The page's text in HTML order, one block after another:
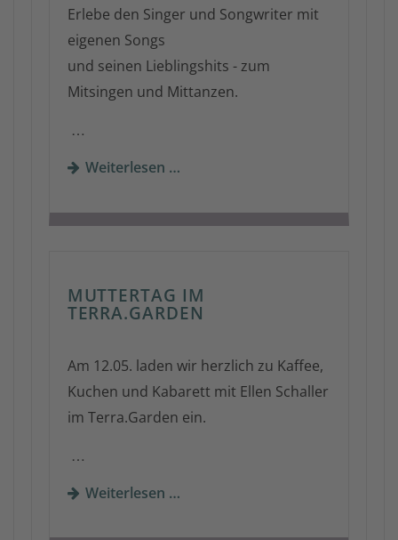
Erlebe den Singer und Songwriter mit
eigenen Songs
und seinen Lieblingshits - zum
Mitsingen und Mittanzen.
…
Weiterlesen …
MUTTERTAG IM
TERRA.GARDEN
Am 12.05. laden wir herzlich zu Kaffee,
Kuchen und Kabarett mit Ellen Schaller
im Terra.Garden ein.
…
Weiterlesen …